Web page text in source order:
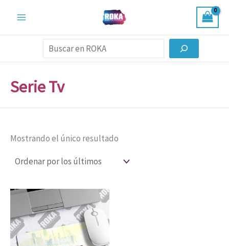
contenido
Buscar
Serie Tv
Mostrando el único resultado